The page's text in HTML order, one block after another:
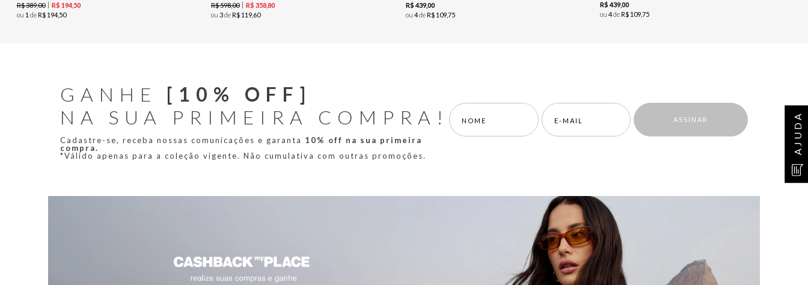
AJUDA
R$389,00 R$ 194, 50
ou 1 deR$ 194, 50
R$598,00 R$ 358,80
ou3deR$ 119 60
R$ 439,00
ou 4deR$ 109,75
R$ 439,00
ou4deR$ 109,75
GANHE [10% OFF]
NA SUA PRIMEIRA COMPRA!
Cadastre-se, receba nossas comunicações e garanta 10% off na sua primeira
compra.
*Válido apenas para a coleção vigente. Não cumulativa com outras promoções.
ASSINAR